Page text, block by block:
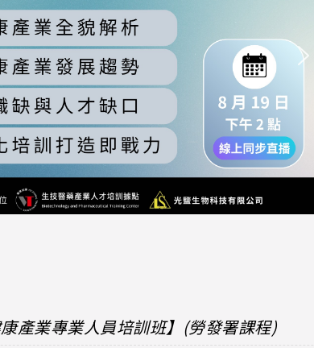
產業專業人員培訓班】(勞發署課程)